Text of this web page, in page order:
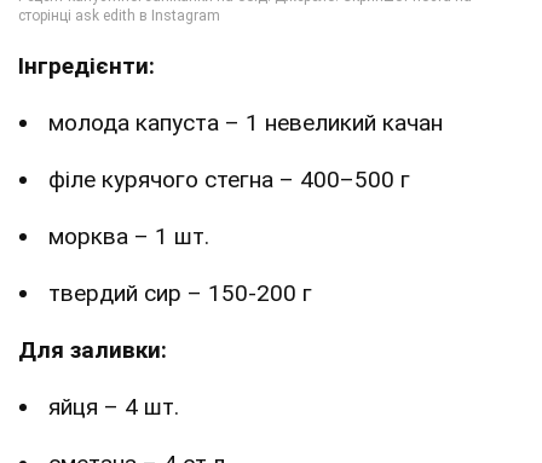
Інгредієнти:
молода капуста – 1 невеликий качан
філе курячого стегна – 400–500 г
морква – 1 шт.
твердий сир – 150-200 г
Для заливки:
яйця – 4 шт.